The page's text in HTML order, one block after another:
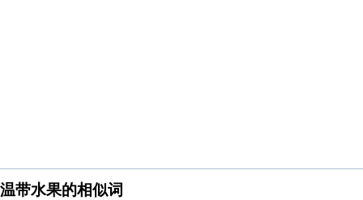
温带水果的相似词